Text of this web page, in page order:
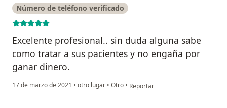
Número de teléfono verificado
Excelente profesional.. sin duda alguna sabe
como tratar a sus pacientes y no engaña por
ganar dinero.
17 de marzo de 2021 • otro lugar • Otro • en opinión del usuario Leidy
Reportar